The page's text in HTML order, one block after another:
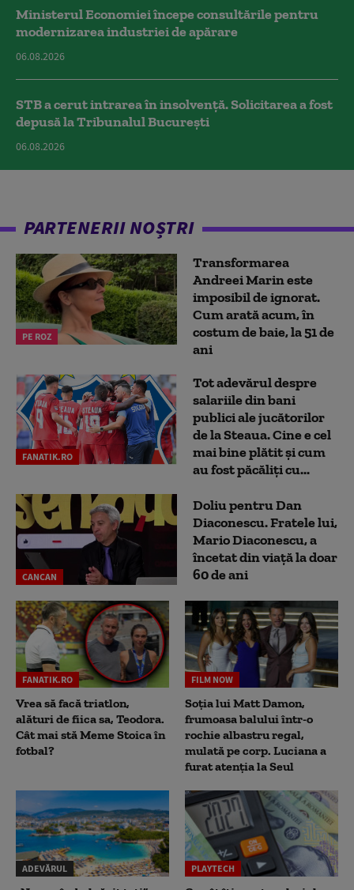
Ministerul Economiei începe consultările pentru
modernizarea industriei de apărare
06.08.2026
STB a cerut intrarea în insolvență. Solicitarea a fost
depusă la Tribunalul București
06.08.2026
PARTENERII NOȘTRI
PE ROZ
Transformarea
Andreei Marin este
imposibil de ignorat.
Cum arată acum, în
costum de baie, la 51 de
ani
FANATIK.RO
Tot adevărul despre
salariile din bani
publici ale jucătorilor
de la Steaua. Cine e cel
mai bine plătit și cum
au fost păcăliți cu...
CANCAN
Doliu pentru Dan
Diaconescu. Fratele lui,
Mario Diaconescu, a
încetat din viață la doar
60 de ani
FANATIK.RO
Vrea să facă triatlon,
alături de fiica sa, Teodora.
Cât mai stă Meme Stoica în
fotbal?
FILM NOW
Soția lui Matt Damon,
frumoasa balului într-o
rochie albastru regal,
mulată pe corp. Luciana a
furat atenția la Seul
ADEVĂRUL PLAYTECH